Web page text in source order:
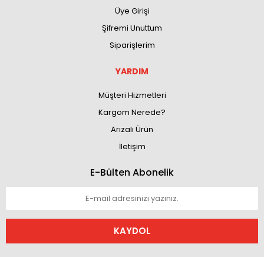
Üye Girişi
Şifremi Unuttum
Siparişlerim
YARDIM
Müşteri Hizmetleri
Kargom Nerede?
Arızalı Ürün
İletişim
E-Bülten Abonelik
KAYDOL